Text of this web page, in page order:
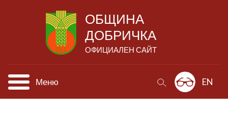
ОБЩИНА
ДОБРИЧКА
ОФИЦИАЛЕН САЙТ
Меню EN